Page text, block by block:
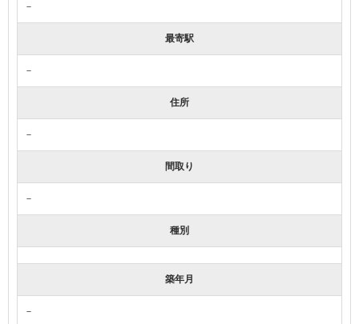
－
最寄駅
－
住所
－
間取り
－
種別
築年月
－